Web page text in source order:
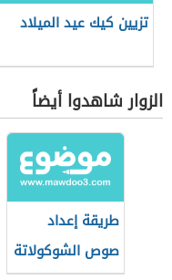
تزيين كيك عيد الميلاد
الزوار شاهدوا أيضاً
طريقة إعداد
صوص الشوكولاتة